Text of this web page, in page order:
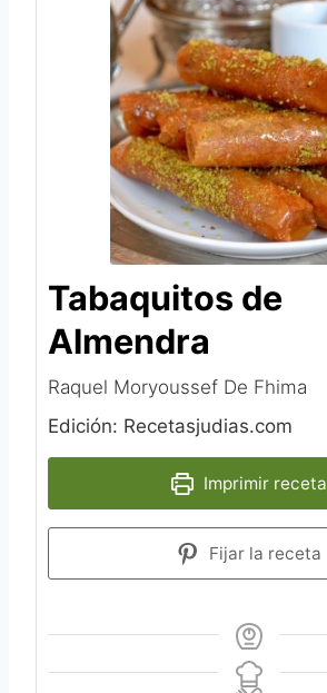
Tabaquitos de
Almendra
Raquel Moryoussef De Fhima‎
Edición: Recetasjudias.com
Imprimir receta
Fijar la receta